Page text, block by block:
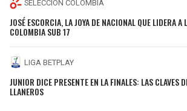
SELECCIÓN COLOMBIA
JOSÉ ESCORCIA, LA JOYA DE NACIONAL QUE LIDERA A
COLOMBIA SUB 17
LIGA BETPLAY
JUNIOR DICE PRESENTE EN LA FINALES: LAS CLAVES
LLANEROS